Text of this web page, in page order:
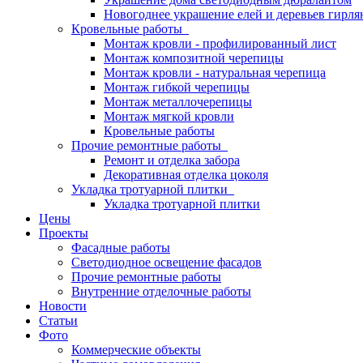
Новогоднее украшение елей и деревьев
Кровельные работы
Монтаж кровли - профилированный лист
Монтаж композитной черепицы
Монтаж кровли - натуральная черепица
Монтаж гибкой черепицы
Монтаж металлочерепицы
Монтаж мягкой кровли
Кровельные работы
Прочие ремонтные работы
Ремонт и отделка забора
Декоративная отделка цоколя
Укладка тротуарной плитки
Укладка тротуарной плитки
Цены
Проекты
Фасадные работы
Светодиодное освещение фасадов
Прочие ремонтные работы
Внутренние отделочные работы
Новости
Статьи
Фото
Коммерческие объекты